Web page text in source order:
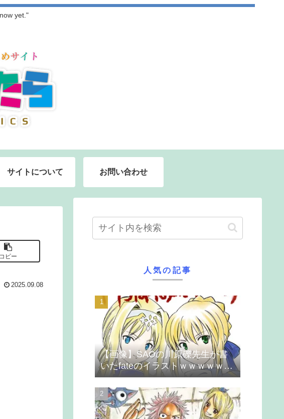
yet."
サイトについて お問い合わせ
コピー
2025.09.08
人気の記事
【画像】SAOの川原礫先生が書
いたfateのイラストｗｗｗｗｗｗ
ｗｗｗ